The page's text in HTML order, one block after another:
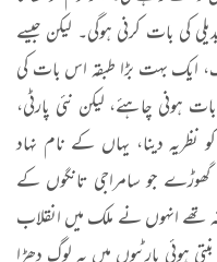
کی بات کرنی ہوگی۔ لیکن جیسے
گیا، 70 ءکی دہائی تک، ایک بہت بڑا طبقہ اس بات کی
ہونی چاہئے، لیکن نئی پارٹی،
نظریہ دینا، یہاں کے نام نہاد
جو سامراجی تانگوں کے
تھے انہوں نے ملک میں انقلاب